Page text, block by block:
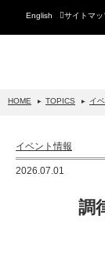
English サイトマッ
スタインウェ
アップライト
HOME TOPICS イ
イベント情報
2026.07.01
調